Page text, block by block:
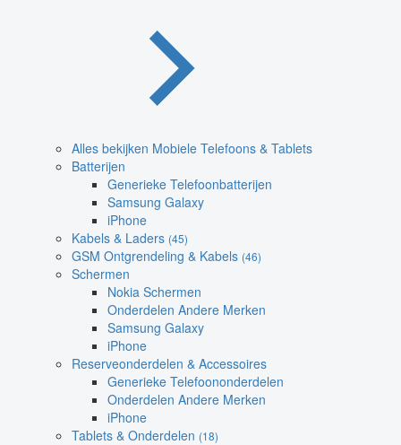
Alles bekijken Mobiele Telefoons & Tablets
Batterijen
Generieke Telefoonbatterijen
Samsung Galaxy
iPhone
Kabels & Laders (45)
GSM Ontgrendeling & Kabels (46)
Schermen
Nokia Schermen
Onderdelen Andere Merken
Samsung Galaxy
iPhone
Reserveonderdelen & Accessoires
Generieke Telefoononderdelen
Onderdelen Andere Merken
iPhone
Tablets & Onderdelen (18)